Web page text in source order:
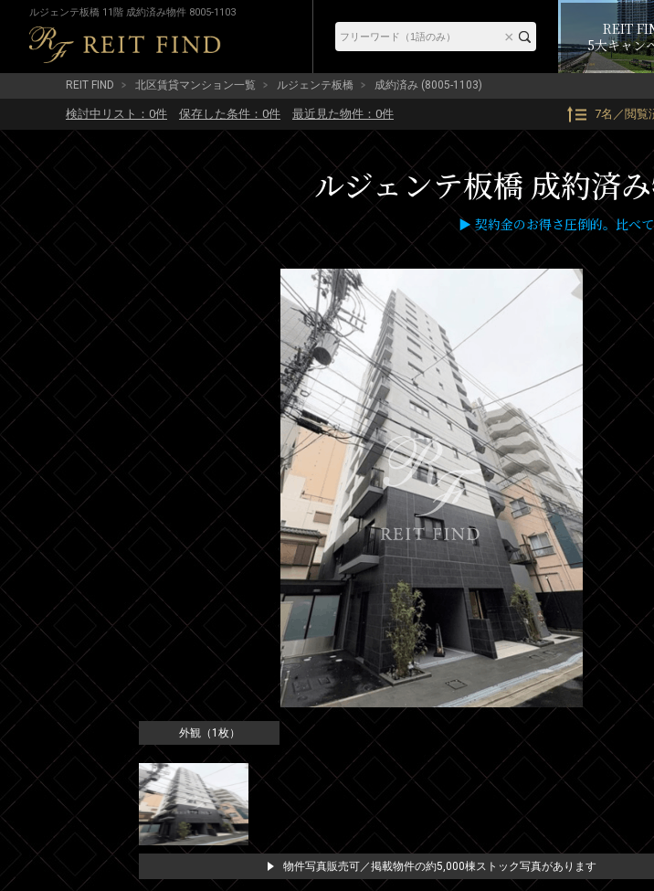
ルジェンテ板橋 11階 成約済み物件 8005-1103
REIT
5大キャン
REIT FIND 北区賃貸マンション一覧 ルジェンテ板橋 成約済み (8005-1103)
検討中リスト： 0件 保存した条件： 0件 最近見た物件： 0件 7名／閲覧
ルジェンテ板橋 成約済
▶ 契約金のお得さ圧倒的。比べ
外観（1枚）
物件写真販売可／掲載物件の約5,000棟ストック写真があります